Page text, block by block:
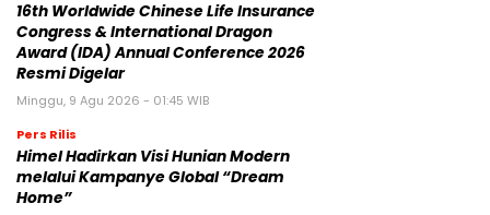
16th Worldwide Chinese Life Insurance
Congress & International Dragon
Award (IDA) Annual Conference 2026
Resmi Digelar
Minggu, 9 Agu 2026 - 01:45 WIB
Pers Rilis
Himel Hadirkan Visi Hunian Modern
melalui Kampanye Global “Dream
Home”